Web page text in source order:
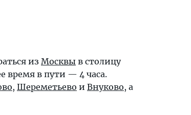
из Москвы в столицу
время в пути — 4 часа.
, Шереметьево и Внуково, а